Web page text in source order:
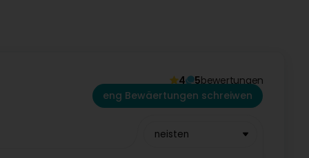
4 5bewertungen
eng Bewäertungen schreiwen
neisten